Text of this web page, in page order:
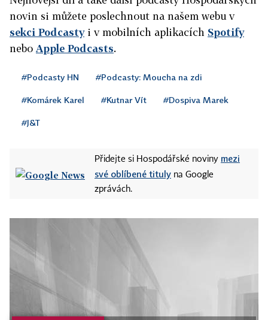
novin si můžete poslechnout na našem webu v
sekci Podcastyi v mobilních aplikacích Spotify
nebo Apple Podcasts.
#Podcasty HN #Podcasty: Moucha na zdi
#Komárek Karel #Kutnar Vít #Dospiva Marek
#J&T
Přidejte si Hospodářské noviny mezi
své oblíbené tituly na Google
zprávách.